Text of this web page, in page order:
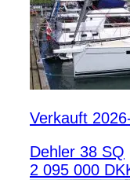
Verkauft
Dehler 38 SQ
2 095 000